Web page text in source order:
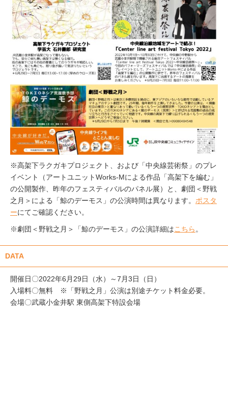
※高架下ラクガキプロジェクト、および「中央線芸術祭」のプレ
イベント（アートユニットWorks-Mによる作品「高架下を編む」
の公開製作、昨年のフェスティバルのパネル展）と、劇団＜野戦
之月＞による「鯨のデーモス」の公演時間は異なります。 ポスタ
ーにてご確認ください。
※劇団＜野戦之月＞「鯨のデーモス」の公演詳細はこちら。
DATA
開催日〇2022年6月29日（水）～7月3日（日）
入場料〇無料 ※「野戦之月」公演は別途チケット料金必要。
会場〇武蔵小金井駅 東側高架下特設会場